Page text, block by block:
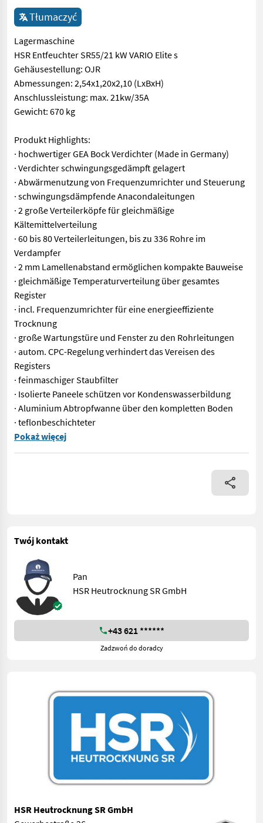
Tłumaczyć
Lagermaschine
HSR Entfeuchter SR55/21 kW VARIO Elite s
Gehäusestellung: OJR
Abmessungen: 2,54x1,20x2,10 (LxBxH)
Anschlussleistung: max. 21kw/35A
Gewicht: 670 kg
Produkt Highlights:
· hochwertiger GEA Bock Verdichter (Made in Germany)
· Verdichter schwingungsgedämpft gelagert
· Abwärmenutzung von Frequenzumrichter und Steuerung
· schwingungsdämpfende Anacondaleitungen
· 2 große Verteilerköpfe für gleichmäßige
Kältemittelverteilung
· 60 bis 80 Verteilerleitungen, bis zu 336 Rohre im
Verdampfer
· 2 mm Lamellenabstand ermöglichen kompakte Bauweise
· gleichmäßige Temperaturverteilung über gesamtes
Register
· incl. Frequenzumrichter für eine energieeffiziente
Trocknung
· große Wartungstüre und Fenster zu den Rohrleitungen
· autom. CPC-Regelung verhindert das Vereisen des
Registers
· feinmaschiger Staubfilter
· Isolierte Paneele schützen vor Kondenswasserbildung
· Aluminium Abtropfwanne über den kompletten Boden
· teflonbeschichteter
Lagermaschine HSR Entfeuchter SR55/21 kW VARIO Elite s
Pokaż więcej
Twój kontakt
Pan
HSR Heutrocknung SR GmbH
+43 621 ******
Zadzwoń do doradcy
HSR Heutrocknung SR GmbH